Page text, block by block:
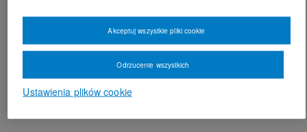
Ustawienia plików cookie
Odrzucenie wszystkich
Akceptuj wszystkie pliki cookie